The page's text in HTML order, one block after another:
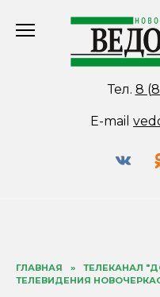
Тел. 8
E-mail
ГЛАВНАЯ » ТЕЛЕКАНАЛ
ТЕЛЕВИДЕНИЯ